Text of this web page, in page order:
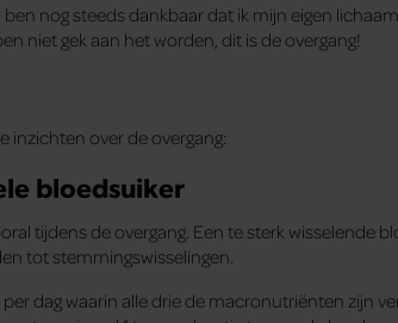
nog steeds dankbaar dat ik mijn eigen
niet gek aan het worden, dit is de overgang!
inzichten over de overgang:
bloedsuiker
tijdens de overgang. Een te sterk wisselende
tot stemmingswisselingen.
dag waarin alle drie de macronutriënten zijn